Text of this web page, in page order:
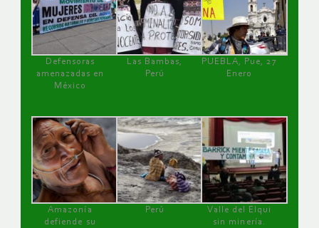
Defensoras
amenazadas en
México
Las Bambas,
Perú
PUEBLA, Pue, 27
Enero
Amazonía
defiende su
Perú
Valle del Elqui
sin minería.